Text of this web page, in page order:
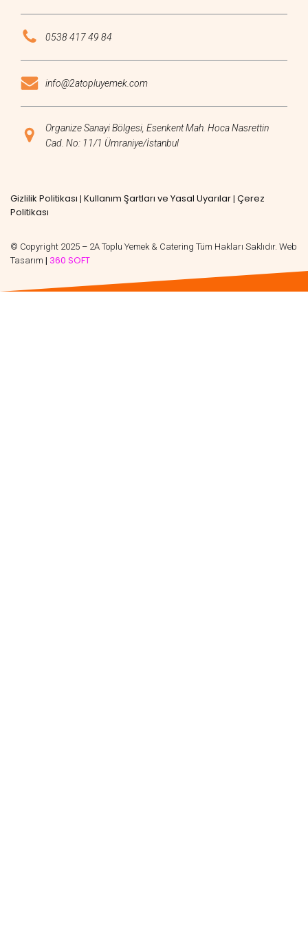
0538 417 49 84
info@2atopluyemek.com
Organize Sanayi Bölgesi, Esenkent Mah. Hoca Nasrettin
Cad. No: 11/1 Ümraniye/İstanbul
Gizlilik Politikası | Kullanım Şartları ve Yasal Uyarılar | Çerez
Politikası
© Copyright 2025 – 2A Toplu Yemek & Catering Tüm Hakları Saklıdır. Web
Tasarım | 360 SOFT